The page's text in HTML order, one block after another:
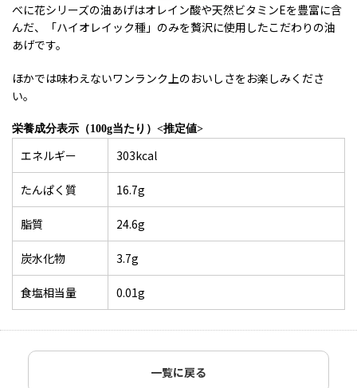
べに花シリーズの油あげはオレイン酸や天然ビタミンEを豊富に含
んだ、「ハイオレイック種」のみを贅沢に使用したこだわりの油
あげです。
ほかでは味わえないワンランク上のおいしさをお楽しみくださ
い。
栄養成分表示（100g当たり）<推定値>
エネルギー 303kcal
たんぱく質 16.7g
脂質 24.6g
炭水化物 3.7g
食塩相当量 0.01g
一覧に戻る